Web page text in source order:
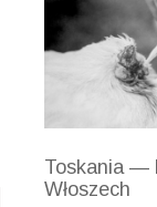
Toskania —
Włoszech